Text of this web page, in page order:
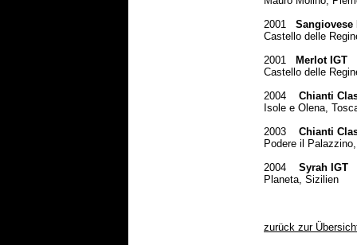
2001
Sangiovese
Castello delle
2001
Merlot IGT
Castello delle
2004
Chianti
Isole e Olena,
2003
Chianti
Podere il
2004
Syrah IGT
Planeta, Sizilien
zurück zur